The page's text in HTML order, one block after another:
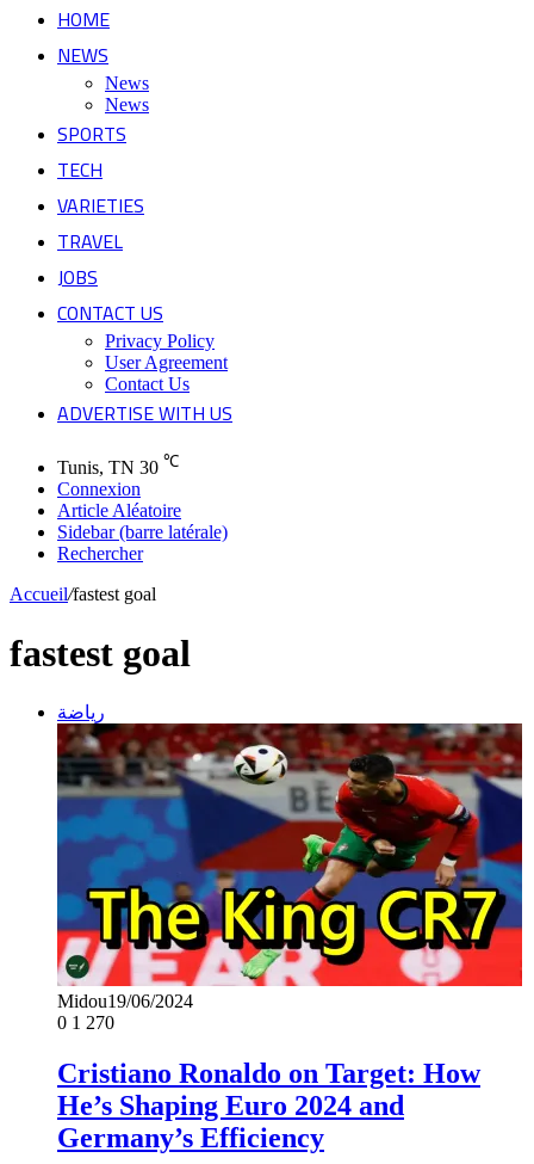
HOME
NEWS
News
News
SPORTS
TECH
VARIETIES
TRAVEL
JOBS
CONTACT US
Privacy Policy
User Agreement
Contact Us
ADVERTISE WITH US
Tunis, TN 30 ℃
Connexion
Article Aléatoire
Sidebar (barre latérale)
Rechercher
Accueil/fastest goal
fastest goal
رياضة
Midou19/06/2024
0 1 270
Cristiano Ronaldo on Target: How
He’s Shaping Euro 2024 and
Germany’s Efficiency